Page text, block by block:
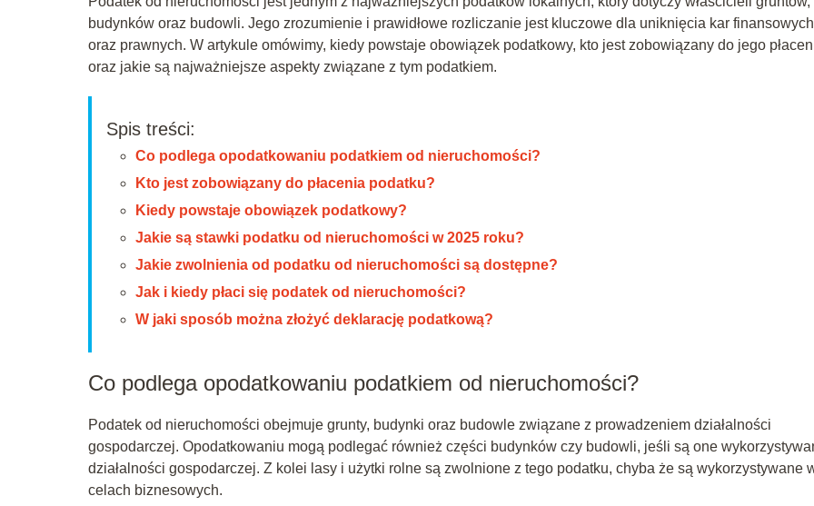
budynków oraz budowli. Jego zrozumienie i prawidłowe rozliczanie jest kluczowe dla uniknięcia kar finansowych
oraz prawnych. W artykule omówimy, kiedy powstaje obowiązek podatkowy, kto jest zobowiązany do jego
oraz jakie są najważniejsze aspekty związane z tym podatkiem.
Spis treści:
Co podlega opodatkowaniu podatkiem od nieruchomości?
Kto jest zobowiązany do płacenia podatku?
Kiedy powstaje obowiązek podatkowy?
Jakie są stawki podatku od nieruchomości w 2025 roku?
Jakie zwolnienia od podatku od nieruchomości są dostępne?
Jak i kiedy płaci się podatek od nieruchomości?
W jaki sposób można złożyć deklarację podatkową?
Co podlega opodatkowaniu podatkiem od nieruchomości?
Podatek od nieruchomości obejmuje grunty, budynki oraz budowle związane z prowadzeniem działalności
gospodarczej. Opodatkowaniu mogą podlegać również części budynków czy budowli, jeśli są one
działalności gospodarczej. Z kolei lasy i użytki rolne są zwolnione z tego podatku, chyba że są wykorzystywane
celach biznesowych.